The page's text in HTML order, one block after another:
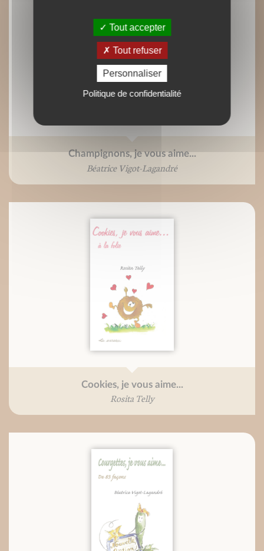
Champignons, je vous aime...
Béatrice Vigot-Lagandré
Cookies, je vous aime...
Rosita Telly
Tout accepter
Tout refuser
Personnaliser
Politique de confidentialité